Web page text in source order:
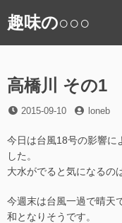
ン
へ
キ
趣味の○○○
高橋川 その1
投
日
2015-09-10
投
者
loneb
今日は台風18号の影響に
した。
大水がでると気になるの
今週末は台風一過で晴天
和となりそうです。